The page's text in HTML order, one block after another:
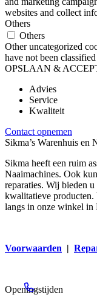
websites and collect
Others
Others
Other uncategorized
have not been
OPSLAAN &
Advies
Service
Kwaliteit
Contact opnemen
Sikma’s Warenhuis en
Sikma heeft een ruim
Naaimachines. Ook
reparaties. Wij bieden
kwalitatieve
langs in onze winkel in
Voorwaarden |
Openingstijden